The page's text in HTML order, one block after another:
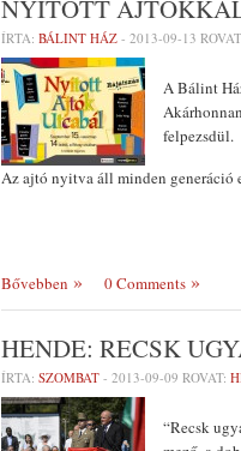
NYITOTT
ÍRTA: BÁLINT HÁZ - 2013-09-13
A Bálint
felpezsdül.
Az ajtó nyitva áll minden generáció
Bővebben 0 Comments
HENDE: RECSK
ÍRTA: SZOMBAT - 2013-09-09 ROVAT:
“Recsk